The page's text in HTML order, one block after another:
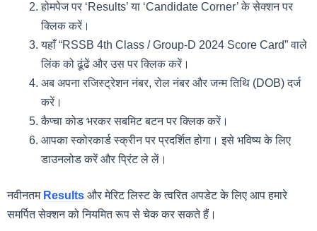
होमपेज पर ‘Results’ या ‘Candidate Corner’ के सेक्शन पर
क्लिक करें।
यहाँ “RSSB 4th Class / Group-D 2024 Score Card” वाले
लिंक को ढूंढें और उस पर क्लिक करें।
अब अपना रजिस्ट्रेशन नंबर, रोल नंबर और जन्म तिथि (DOB) दर्ज
करें।
कैप्चा कोड भरकर सबमिट बटन पर क्लिक करें।
आपका स्कोरकार्ड स्क्रीन पर प्रदर्शित होगा। इसे भविष्य के लिए
डाउनलोड करें और प्रिंट ले लें।
नवीनतम Results और मेरिट लिस्ट के त्वरित अपडेट के लिए आप हमारे
समर्पित सेक्शन को नियमित रूप से चेक कर सकते हैं।